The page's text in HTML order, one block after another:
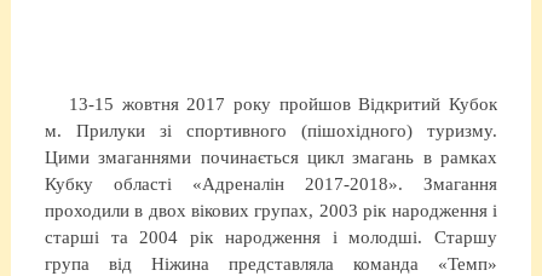
13-15 жовтня 2017 року пройшов Відкритий Кубок
м. Прилуки зі спортивного (пішохідного) туризму.
Цими змаганнями починається цикл змагань в рамках
Кубку області «Адреналін 2017-2018». Змагання
проходили в двох вікових групах, 2003 рік народження і
старші та 2004 рік народження і молодші. Старшу
група від Ніжина представляла команда «Темп»